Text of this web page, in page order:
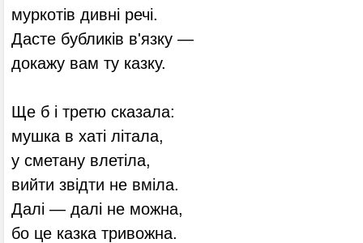
муркотів дивні речі.
Дасте бубликів в'язку —
докажу вам ту казку.
Ще б і третю сказала:
мушка в хаті літала,
у сметану влетіла,
вийти звідти не вміла.
Далі — далі не можна,
бо це казка тривожна.